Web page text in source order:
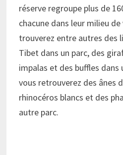
réserve regroupe plus de
chacune dans leur milieu
trouverez entre autres des
Tibet dans un parc, des
impalas et des buffles dans
vous retrouverez des ânes
rhinocéros blancs et des
autre parc.